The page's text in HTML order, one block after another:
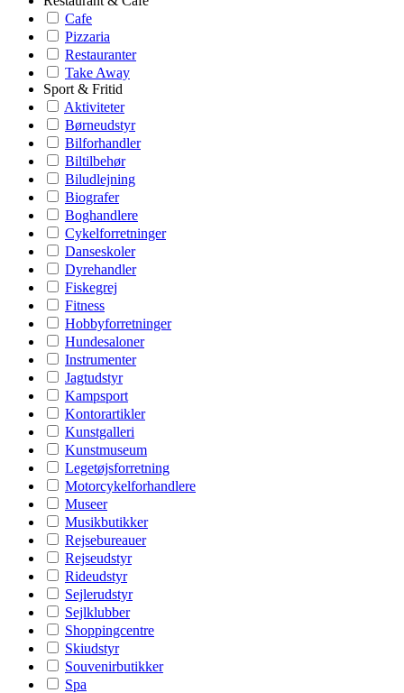
Cafe
Pizzaria
Restauranter
Take Away
Sport & Fritid
Aktiviteter
Børneudstyr
Bilforhandler
Biltilbehør
Biludlejning
Biografer
Boghandlere
Cykelforretninger
Danseskoler
Dyrehandler
Fiskegrej
Fitness
Hobbyforretninger
Hundesaloner
Instrumenter
Jagtudstyr
Kampsport
Kontorartikler
Kunstgalleri
Kunstmuseum
Legetøjsforretning
Motorcykelforhandlere
Museer
Musikbutikker
Rejsebureauer
Rejseudstyr
Rideudstyr
Sejlerudstyr
Sejlklubber
Shoppingcentre
Skiudstyr
Souvenirbutikker
Spa